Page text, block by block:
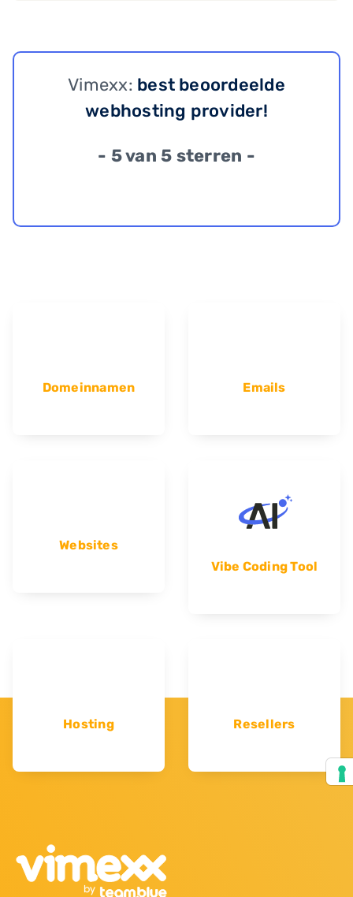
Vimexx: best beoordeelde
webhosting provider!
- 5 van 5 sterren -
Domeinnamen Emails
Websites
Vibe Coding Tool
Hosting Resellers